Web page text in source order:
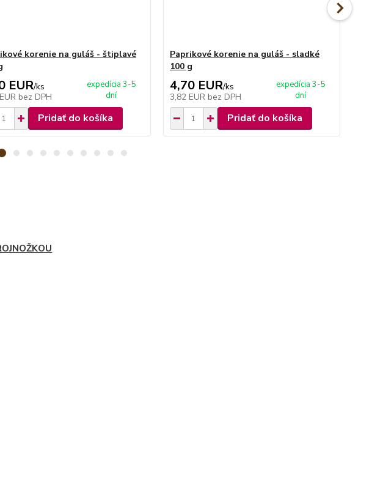
korenie na guláš - štiplavé
EUR/ks
bez DPH
expedícia 3-5
dní
Pridať do košíka
Paprikové korenie na guláš - sladké
100 g
4,70 EUR/ks
3,82 EUR bez DPH
expedícia 3-5
dní
Pridať do košíka